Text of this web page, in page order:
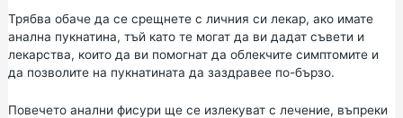
Трябва обаче да се срещнете с личния си лекар, ако имате
анална пукнатина, тъй като те могат да ви дадат съвети и
лекарства, които да ви помогнат да облекчите симптомите и
да позволите на пукнатината да заздравее по-бързо.
Повечето анални фисури ще се излекуват с лечение, въпреки